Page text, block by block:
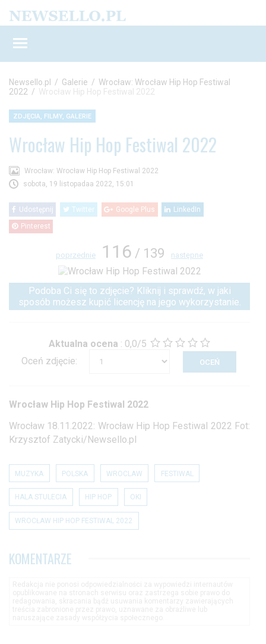
Newsello.pl / Galerie / Wrocław: Wrocław Hip Hop Festiwal
2022 / Wrocław Hip Hop Festiwal 2022
ZDJĘCIA, FILMY, GALERIE
Wrocław Hip Hop Festiwal 2022
Wrocław: Wrocław Hip Hop Festiwal 2022
sobota, 19 listopadaa 2022, 15:01
Udostępnij Twitter Google Plus LinkedIn
Pinterest
poprzednie 116 / 139 następne
Podoba Ci się to zdjęcie? Kliknij i sprawdź, w jaki
sposób możesz kupić licencję na jego wykorzystanie.
Aktualna ocena : 0,0/5
Oceń zdjęcie:
Wrocław Hip Hop Festiwal 2022
Wrocław 18.11.2022: Wrocław Hip Hop Festiwal 2022 Fot:
Krzysztof Zatycki/Newsello.pl
MUZYKA POLSKA WROCLAW FESTIWAL
HALA STULECIA HIP HOP OKI
WROCŁAW HIP HOP FESTIWAL 2022
KOMENTARZE